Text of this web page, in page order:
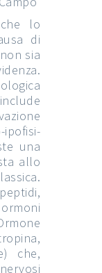
lo
di
sia
una
allo
che,